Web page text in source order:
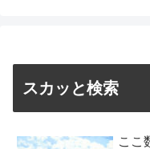
スカッと検索
ここ